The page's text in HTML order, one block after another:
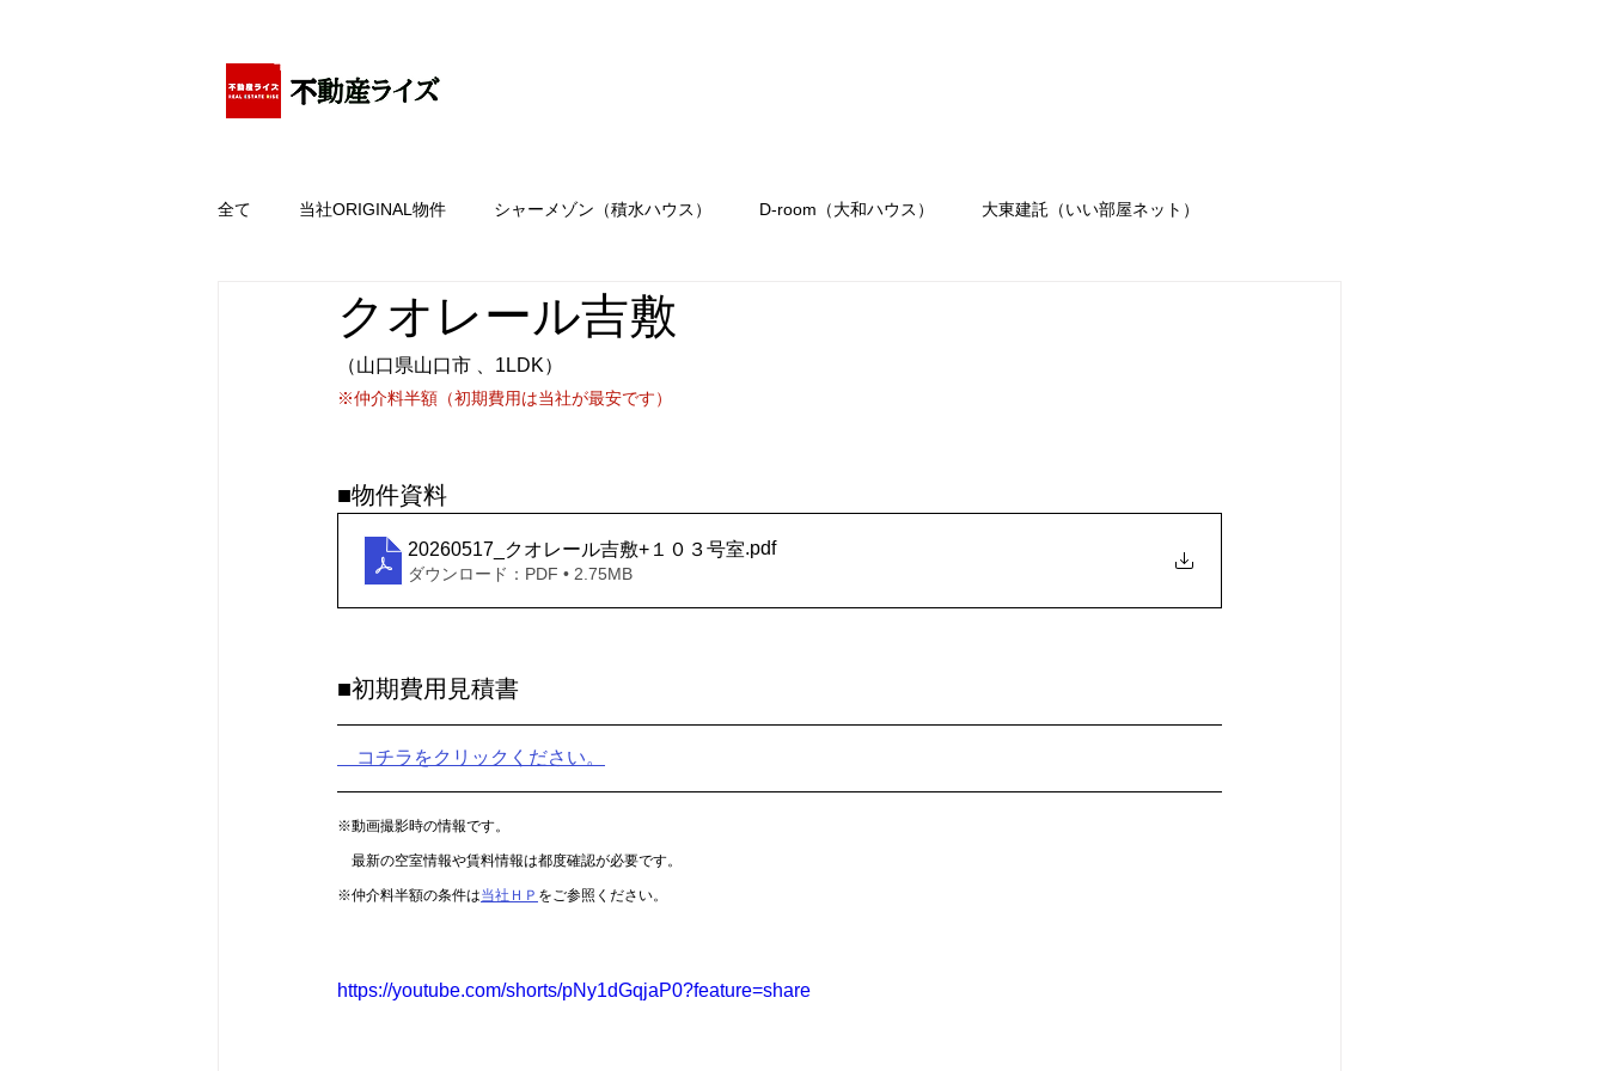
全て 当社ORIGINAL物件 シャーメゾン（積水ハウス） D-room（大和ハウス） 大東建託（いい部屋ネット）
クオレール吉敷
（山口県山口市 、1LDK）
※仲介料半額（初期費用は当社が最安です）
■物件資料
20260517_クオレール吉敷+１０３号室.pdf
ダウンロード：PDF • 2.75MB
■初期費用見積書
コチラをクリックください。
※動画撮影時の情報です。
最新の空室情報や賃料情報は都度確認が必要です。
※仲介料半額の条件は当社ＨＰ をご参照ください。
https://youtube.com/shorts/pNy1dGqjaP0?feature=share